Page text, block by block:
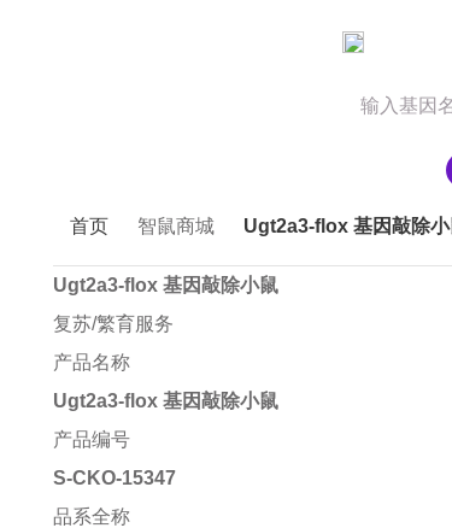
首页 智鼠商城 Ugt2a3-flox 基因敲除
Ugt2a3-flox 基因敲除小鼠
复苏/繁育服务
产品名称
Ugt2a3-flox 基因敲除小鼠
产品编号
S-CKO-15347
品系全称